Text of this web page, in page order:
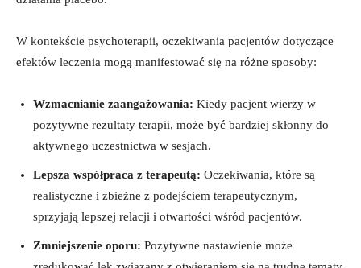
W kontekście psychoterapii, oczekiwania pacjentów dotyczące
efektów leczenia mogą manifestować się na różne sposoby:
Wzmacnianie zaangażowania: Kiedy pacjent wierzy w
pozytywne rezultaty terapii, może być bardziej skłonny do
aktywnego uczestnictwa w sesjach.
Lepsza współpraca z terapeutą: Oczekiwania, które są
realistyczne i zbieżne z podejściem terapeutycznym,
sprzyjają lepszej relacji i otwartości wśród pacjentów.
Zmniejszenie oporu: Pozytywne nastawienie może